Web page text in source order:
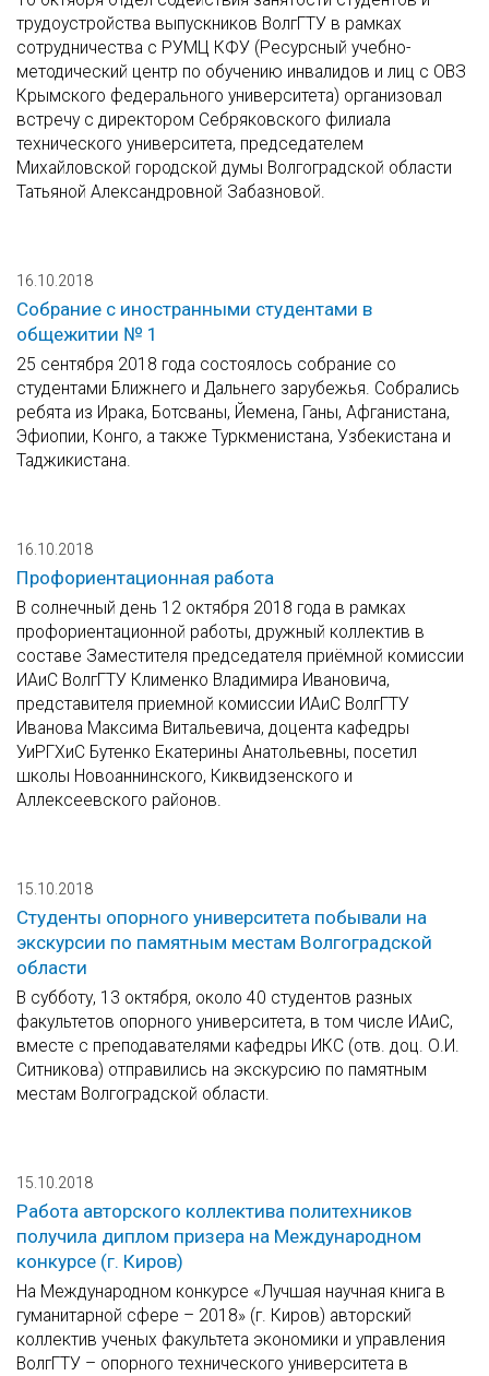
трудоустройства выпускников ВолгГТУ в рамках
сотрудничества с РУМЦ КФУ (Ресурсный учебно-
методический центр по обучению инвалидов и лиц с ОВЗ
Крымского федерального университета) организовал
встречу с директором Себряковского филиала
технического университета, председателем
Михайловской городской думы Волгоградской области
Татьяной Александровной Забазновой.
16.10.2018
Собрание с иностранными студентами в
общежитии № 1
25 сентября 2018 года состоялось собрание со
студентами Ближнего и Дальнего зарубежья. Собрались
ребята из Ирака, Ботсваны, Йемена, Ганы, Афганистана,
Эфиопии, Конго, а также Туркменистана, Узбекистана и
Таджикистана.
16.10.2018
Профориентационная работа
В солнечный день 12 октября 2018 года в рамках
профориентационной работы, дружный коллектив в
составе Заместителя председателя приёмной комиссии
ИАиС ВолгГТУ Клименко Владимира Ивановича,
представителя приемной комиссии ИАиС ВолгГТУ
Иванова Максима Витальевича, доцента кафедры
УиРГХиС Бутенко Екатерины Анатольевны, посетил
школы Новоаннинского, Киквидзенского и
Аллексеевского районов.
15.10.2018
Студенты опорного университета побывали на
экскурсии по памятным местам Волгоградской
области
В субботу, 13 октября, около 40 студентов разных
факультетов опорного университета, в том числе ИАиС,
вместе с преподавателями кафедры ИКС (отв. доц. О.И.
Ситникова) отправились на экскурсию по памятным
местам Волгоградской области.
15.10.2018
Работа авторского коллектива политехников
получила диплом призера на Международном
конкурсе (г. Киров)
На Международном конкурсе «Лучшая научная книга в
гуманитарной сфере – 2018» (г. Киров) авторский
коллектив ученых факультета экономики и управления
ВолгГТУ – опорного технического университета в